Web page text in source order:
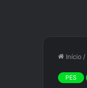
Início /
PES